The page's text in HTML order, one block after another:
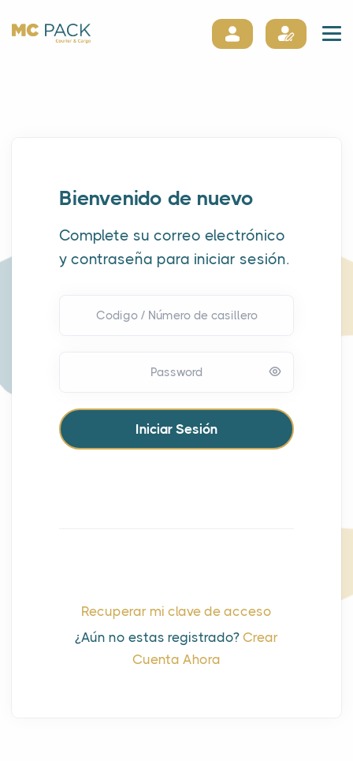
Bienvenido de nuevo
Complete su correo electrónico
y contraseña para iniciar sesión.
Codigo / Número de casillero
Password
Recuperar mi clave de acceso
¿Aún no estas registrado? Crear
Cuenta Ahora